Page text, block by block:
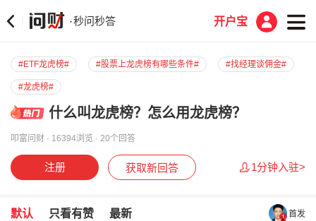
·秒问秒答 开户宝
#ETF龙虎榜# #股票上龙虎榜有哪些条件# #找经理谈佣金#
#龙虎榜#
什么叫龙虎榜？怎么用龙虎榜？
叩富问财 · 16394浏览 · 20个回答
注册 获取新回答 1分钟入驻>
默认 只看有赞 最新 首发